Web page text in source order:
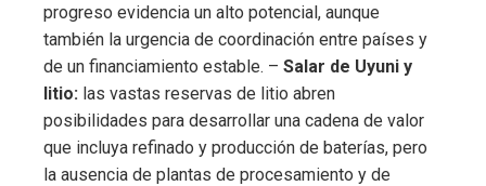
progreso evidencia un alto potencial, aunque
también la urgencia de coordinación entre países y
de un financiamiento estable. – Salar de Uyuni y
litio: las vastas reservas de litio abren
posibilidades para desarrollar una cadena de valor
que incluya refinado y producción de baterías, pero
la ausencia de plantas de procesamiento y de